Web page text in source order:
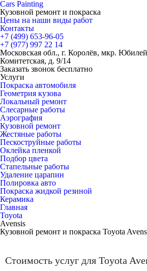
Cars Painting
Кузовной ремонт и покраска
Цены на наши виды работ
Контакты
+7 (499) 653-96-05
+7 (977) 997 22 14
Московская обл., г. Королёв, мкр.
Комитетская, д. 9/14
Заказать звонок бесплатно
Услуги
Покраска автомобиля
Геометрия кузова
Локальный ремонт
Слесарные работы
Аэрография
Кузовной ремонт
Жестяные работы
Пескоструйные работы
Оклейка пленкой
Подбор цвета
Стапельные работы
Удаление царапин
Полировка авто
Покраска жидкой резиной
Керамика
Главная
Toyota
Avensis
Кузовной ремонт и покраска Toyota
Стоимость услуг для Toyota